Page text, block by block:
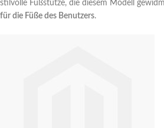
stilvolle Fußstütze, die diesem Modell
für die Füße des Benutzers.